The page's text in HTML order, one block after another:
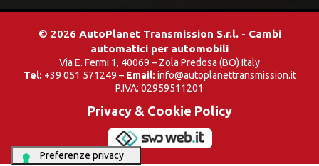
© 2026 AutoPlanet Transmission S.r.l. - Cambi
automatici per automobili
Via E. Fermi 1, 40069 – Zola Predosa (BO) Italy
Tel: +39 051 571249 – Email: info@autoplanettransmission.it
P.IVA: 02959511201
Privacy & Cookie Policy